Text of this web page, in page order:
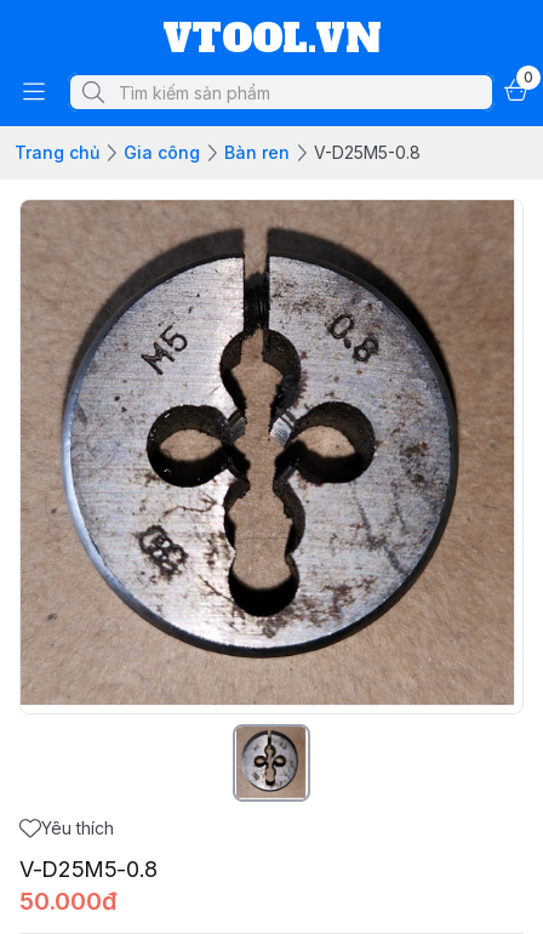
VTOOL.VN
0
Trang chủ Gia công Bàn ren V-D25M5-0.8
Yêu thích
V-D25M5-0.8
50.000đ